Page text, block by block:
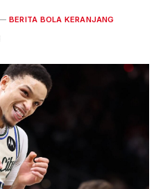
BERITA BOLA KERANJANG